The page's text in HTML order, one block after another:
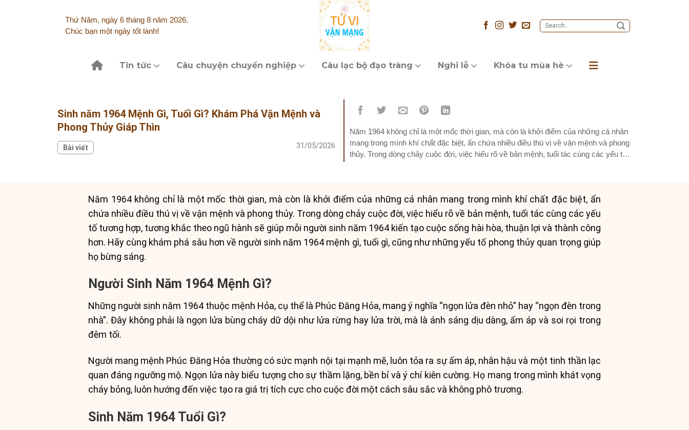
Thứ Năm, ngày 6 tháng 8 năm 2026.
Chúc bạn một ngày tốt lành!
Tin tức Câu chuyện chuyển nghiệp Câu lạc bộ đạo tràng Nghi lễ Khóa tu mùa hè
Sinh năm 1964 Mệnh Gì, Tuổi Gì? Khám Phá Vận Mệnh và
Phong Thủy Giáp Thìn
Bài viết 31/05/2026
Năm 1964 không chỉ là một mốc thời gian, mà còn là khởi điểm của những cá nhân
mang trong mình khí chất đặc biệt, ẩn chứa nhiều điều thú vị về vận mệnh và phong
thủy. Trong dòng chảy cuộc đời, việc hiểu rõ về bản mệnh, tuổi tác cùng các yếu tố
Năm 1964 không chỉ là một mốc thời gian, mà còn là khởi điểm của những cá nhân mang trong mình khí chất đặc biệt, ẩn
chứa nhiều điều thú vị về vận mệnh và phong thủy. Trong dòng chảy cuộc đời, việc hiểu rõ về bản mệnh, tuổi tác cùng các yếu
tố tương hợp, tương khắc theo ngũ hành sẽ giúp mỗi người sinh năm 1964 kiến tạo cuộc sống hài hòa, thuận lợi và thành công
hơn. Hãy cùng khám phá sâu hơn về người sinh năm 1964 mệnh gì, tuổi gì, cũng như những yếu tố phong thủy quan trọng giúp
họ bừng sáng.
Người Sinh Năm 1964 Mệnh Gì?
Những người sinh năm 1964 thuộc mệnh Hỏa, cụ thể là Phúc Đăng Hỏa, mang ý nghĩa “ngọn lửa đèn nhỏ” hay “ngọn đèn trong
nhà”. Đây không phải là ngọn lửa bùng cháy dữ dội như lửa rừng hay lửa trời, mà là ánh sáng dịu dàng, ấm áp và soi rọi trong
đêm tối.
Người mang mệnh Phúc Đăng Hỏa thường có sức mạnh nội tại mạnh mẽ, luôn tỏa ra sự ấm áp, nhân hậu và một tinh thần lạc
quan đáng ngưỡng mộ. Ngọn lửa này biểu tượng cho sự thầm lặng, bền bỉ và ý chí kiên cường. Họ mang trong mình khát vọng
cháy bỏng, luôn hướng đến việc tạo ra giá trị tích cực cho cuộc đời một cách sâu sắc và không phô trương.
Sinh Năm 1964 Tuổi Gì?